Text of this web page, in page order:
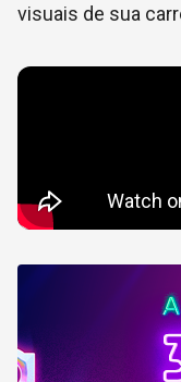
visuais de sua